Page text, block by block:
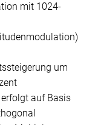
mit 1024-
um
auf Basis